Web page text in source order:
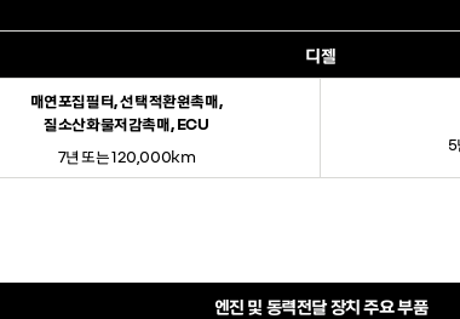
디젤
매연포집필터, 선택적환원촉매,
질소산화물저감촉매, ECU
7년 또는 120,000km
엔진 및 동력전달 장치 주요 부품